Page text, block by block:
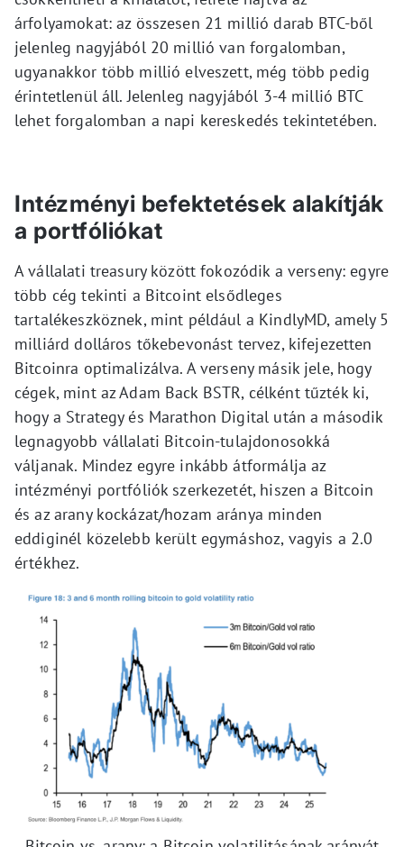
árfolyamokat: az összesen 21 millió darab BTC-ből
jelenleg nagyjából 20 millió van forgalomban,
ugyanakkor több millió elveszett, még több pedig
érintetlenül áll. Jelenleg nagyjából 3-4 millió BTC
lehet forgalomban a napi kereskedés tekintetében.
Intézményi befektetések alakítják
a portfóliókat
A vállalati treasury között fokozódik a verseny: egyre
több cég tekinti a Bitcoint elsődleges
tartalékeszköznek, mint például a KindlyMD, amely 5
milliárd dolláros tőkebevonást tervez, kifejezetten
Bitcoinra optimalizálva. A verseny másik jele, hogy
cégek, mint az Adam Back BSTR, célként tűzték ki,
hogy a Strategy és Marathon Digital után a második
legnagyobb vállalati Bitcoin-tulajdonosokká
váljanak. Mindez egyre inkább átformálja az
intézményi portfóliók szerkezetét, hiszen a Bitcoin
és az arany kockázat/hozam aránya minden
eddiginél közelebb került egymáshoz, vagyis a 2.0
értékhez.